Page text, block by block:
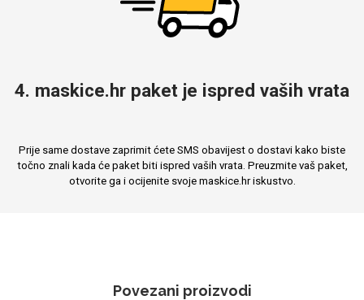
4. maskice.hr paket je ispred vaših vrata
Prije same dostave zaprimit ćete SMS obavijest o dostavi kako biste
točno znali kada će paket biti ispred vaših vrata. Preuzmite vaš paket,
otvorite ga i ocijenite svoje maskice.hr iskustvo.
Povezani proizvodi